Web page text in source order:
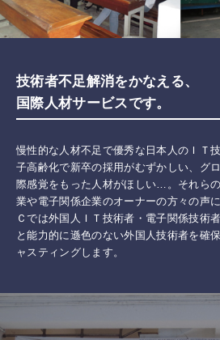
技術者不足解消をかなえる、
国際人材サービスです。
慢性的な人材不足で優秀な日本人のＩＴ
子高齢化で新卒の採用がむずかしい、グ
際感覚をもった人材がほしい…。それら
業や電子関係企業のオーナーの方々の声
Ｃでは外国人ＩＴ技術者・電子関係技術
と能力的に遜色のない外国人技術者を確
ャスティングします。